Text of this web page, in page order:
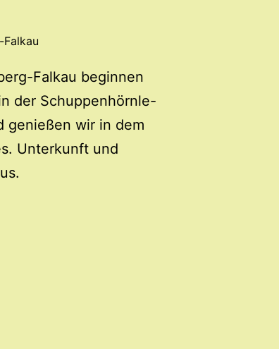
Falkau
Falkau beginnen
der Schuppenhörnle-
genießen wir in dem
Unterkunft und